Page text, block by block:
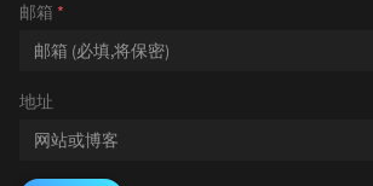
邮箱 *
地址